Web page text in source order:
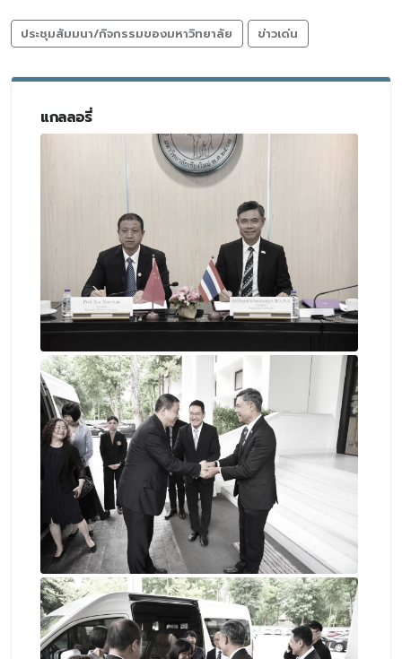
ประชุมสัมมนา/กิจกรรมของมหาวิทยาลัย ข่าวเด่น
แกลลอรี่